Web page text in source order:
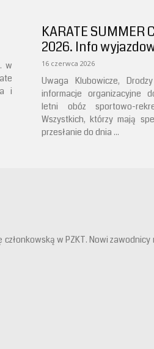
w
i
KARATE SUMMER
2026. Info
16 czerwca 2026
Uwaga Klubowicze,
informacje organizacyjne
letni obóz sportowo-
Wszystkich, którzy mają
przesłanie do dnia ...
w PZKT. Nowi